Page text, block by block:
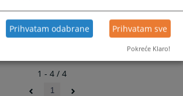
for
changing
dates.
1 - 4 / 4
1
Prihvatam odabrane Prihvatam sve
Pokreće Klaro!